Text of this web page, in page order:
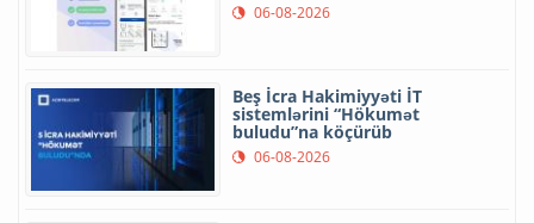
06-08-2026
Beş İcra Hakimiyyəti İT
sistemlərini “Hökumət
buludu”na köçürüb
06-08-2026